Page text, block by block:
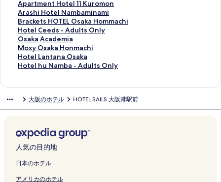
ペ
ー
ジ
を
開
く
リ
ン
O
s
a
k
a
の
ペ
ー
く
リ
r
n
a
t
i
o
n
a
ー
ジ
く
リ
ン
ク
l
の
ペ
ー
ジ
を
開
く
O
s
a
k
a
B
a
y
ジ
を
リ
ン
ク
o
u
s
e
O
s
a
k
ー
ジ
く
リ
ン
ク
H
o
s
h
i
n
o
R
t
ペ
ー
ジ
を
く
H
O
T
E
L
の
ペ
ー
く
リ
O
s
a
k
a
D
o
m
の
ジ
を
開
く
ン
i
d
o
r
i
b
a
s
ペ
ー
開
く
リ
ン
s
u
l
e
H
o
t
e
m
b
o
t
n
o
l
B
e
n
t
e
n
c
ペ
ー
開
く
リ
ン
o
H
o
t
e
l
s
O
T
T
o
w
e
の
l
G
-
C
U
E
O
s
a
m
a
h
の
o
p
y
B
y
H
i
l
O
s
a
U
m
e
a
a
H
o
t
e
l
&
R
t
a
k
N
m
a
H
o
t
e
l
T
e
i
ー
ジ
を
開
リ
Apartment Hotel 11 Kuromon
A
p
a
r
t
m
e
n
e
1
K
r
m
Arashi Hotel Nambaminami
A
r
a
s
h
i
H
N
b
a
m
i
a
Brackets HOTEL Osaka Hommachi
B
r
a
c
k
e
O
T
O
s
k
H
Hotel Ceeds - Adults Only
H
o
t
e
l
s
d
u
t
O
Osaka Academia
O
s
a
k
d
i
a
の
ペ
ジ
Moxy Osaka Honmachi
M
o
x
k
o
n
m
a
h
Hotel Lantana Osaka
H
o
a
a
n
O
a
Hotel hu Namba - Adults Only
H
h
a
m
a
A
大阪のホテル HOTEL SAILS 大阪港駅前
人気の目的地
日本のホテル
アメリカのホテル